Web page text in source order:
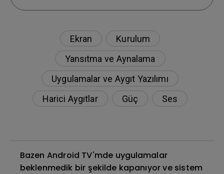
Ekran
Kurulum
Yansıtma ve Aynalama
Uygulamalar ve Aygıt Yazılımı
Harici Aygıtlar
Güç Ses
Bazen Android TV'mde uygulamalar
beklenmedik bir şekilde kapanıyor ve sistem